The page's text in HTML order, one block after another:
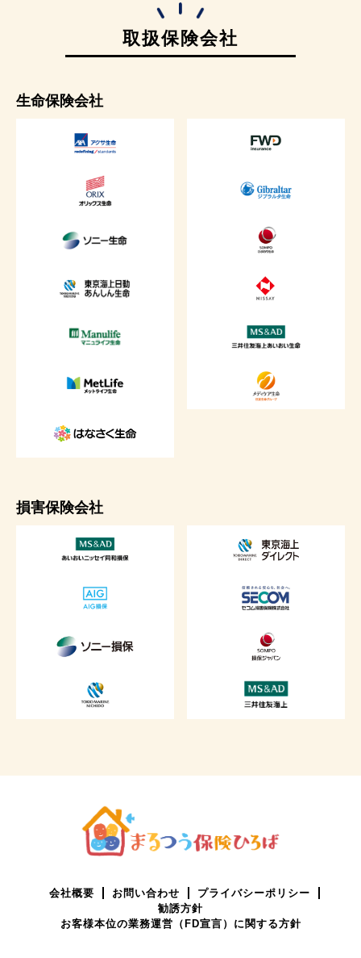
取扱保険会社
生命保険会社
損害保険会社
会社概要 お問い合わせ
プライバシーポリシー
勧誘方針
お客様本位の業務運営（FD宣言）に関する方針